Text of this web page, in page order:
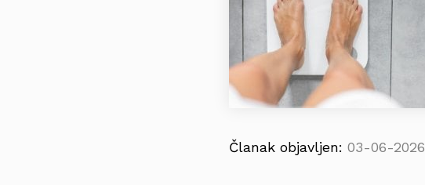
Članak objavljen: 03-06-2026